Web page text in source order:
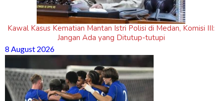
Kawal Kasus Kematian Mantan Istri Polisi di Medan, Komisi III:
Jangan Ada yang Ditutup-tutupi
8 August 2026